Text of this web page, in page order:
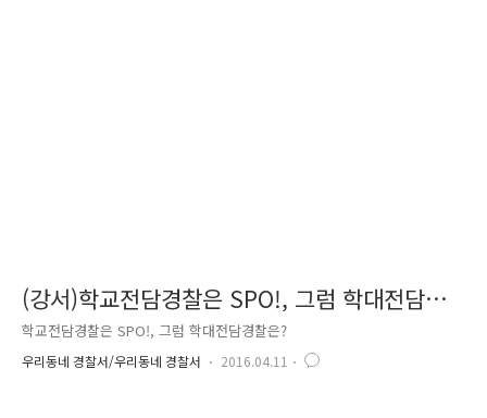
(강서)학교전담경찰은 SPO!, 그럼 학대전담경
찰은?
학교전담경찰은 SPO!, 그럼 학대전담경찰은?
우리동네 경찰서/우리동네 경찰서 2016.04.11